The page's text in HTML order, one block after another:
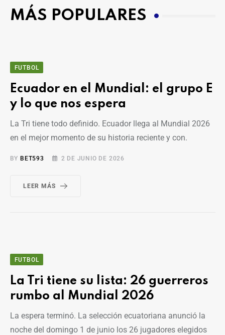
MÁS POPULARES
FUTBOL
Ecuador en el Mundial: el grupo E
y lo que nos espera
La Tri tiene todo definido. Ecuador llega al Mundial 2026
en el mejor momento de su historia reciente y con.
BY BET593 2 DE JUNIO DE 2026
LEER MÁS
FUTBOL
La Tri tiene su lista: 26 guerreros
rumbo al Mundial 2026
La espera terminó. La selección ecuatoriana anunció la
noche del domingo 1 de junio los 26 jugadores elegidos